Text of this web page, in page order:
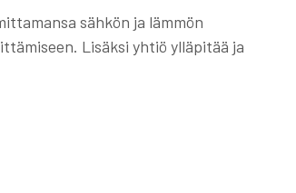
sähkön ja lämmön
Lisäksi yhtiö ylläpitää ja